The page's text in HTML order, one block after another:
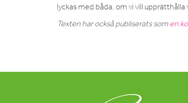
lyckas med båda, om vi vill
Texten har också publiserats som en